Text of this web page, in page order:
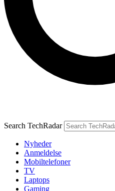
Search TechRadar
Nyheder
Anmeldelse
Mobiltelefoner
TV
Laptops
Gaming